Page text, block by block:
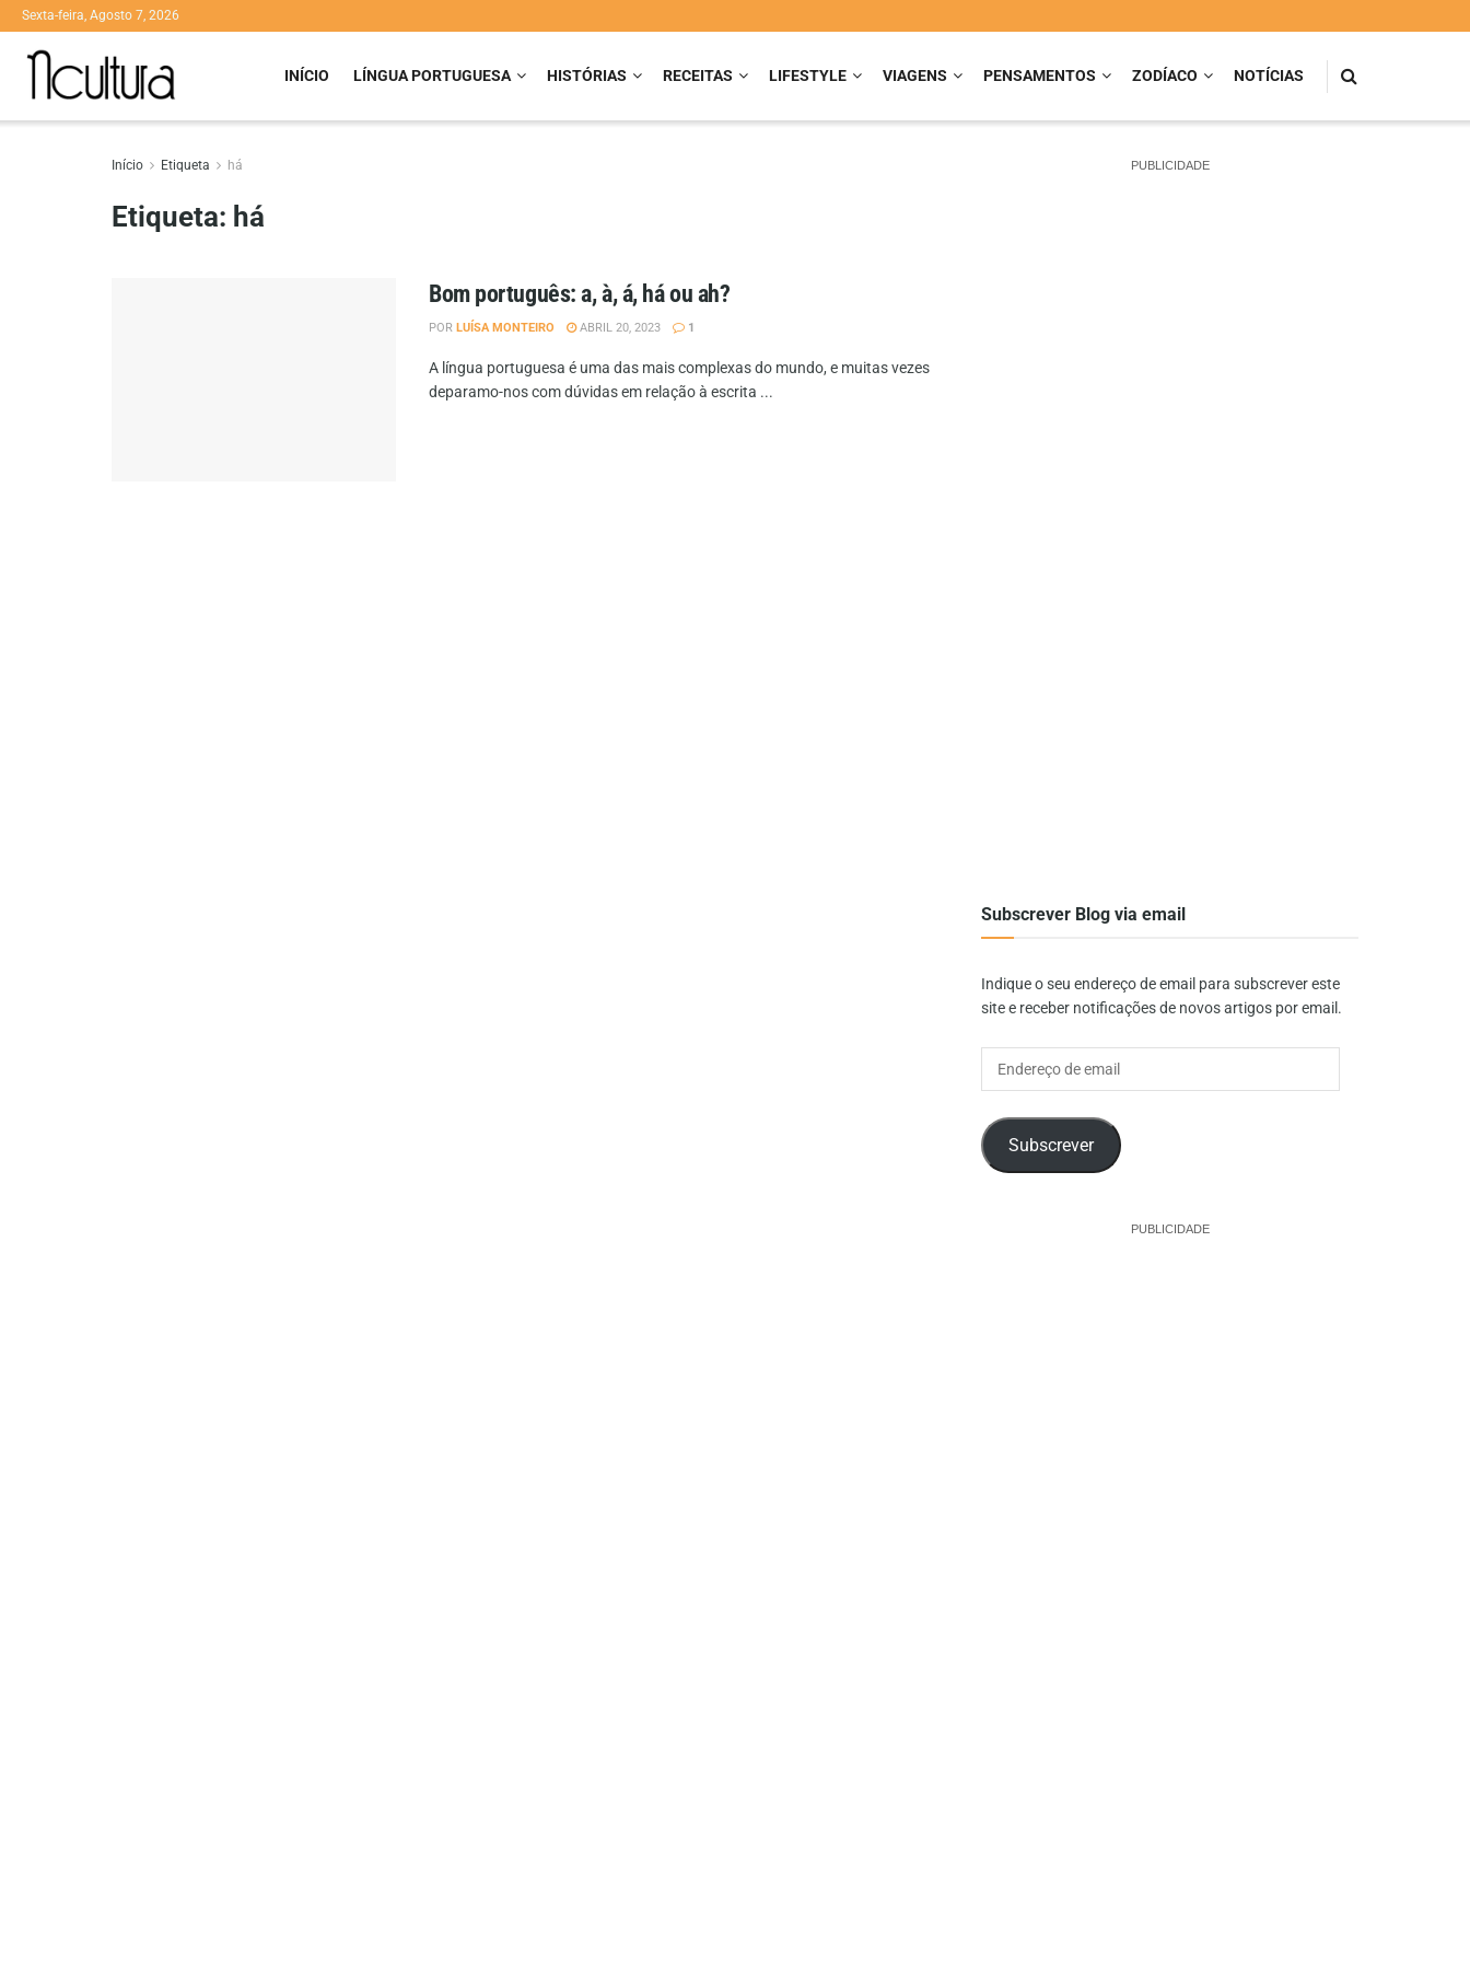
Sexta-feira, Agosto 7, 2026
INÍCIO LÍNGUA PORTUGUESA HISTÓRIAS RECEITAS LIFESTYLE VIAGENS PENSAMENTOS ZODÍACO NOTÍCIAS
Início Etiqueta há
Etiqueta: há
Bom português: a, à, á, há ou ah?
POR LUÍSA MONTEIRO ABRIL 20, 2023 1
A língua portuguesa é uma das mais complexas do mundo, e muitas vezes
deparamo-nos com dúvidas em relação à escrita ...
PUBLICIDADE
Subscrever Blog via email
Indique o seu endereço de email para subscrever este
site e receber notificações de novos artigos por email.
Subscrever
PUBLICIDADE